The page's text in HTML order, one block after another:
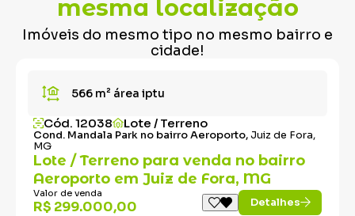
mesma localização
Imóveis do mesmo tipo no mesmo bairro e
cidade!
566 m² área iptu
Cód. 12038 Lote / Terreno
Cond. Mandala Park no bairro Aeroporto,Juiz de Fora,
MG
Lote / Terreno para venda no bairro
Aeroporto em Juiz de Fora, MG
Valor de venda
R$ 299.000,00 Detalhes